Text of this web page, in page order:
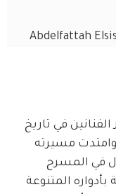
في تاريخ
المصري والعربي، وُلد عام 1934، وامتدت مسيرته
في المسرح
المتنوعة